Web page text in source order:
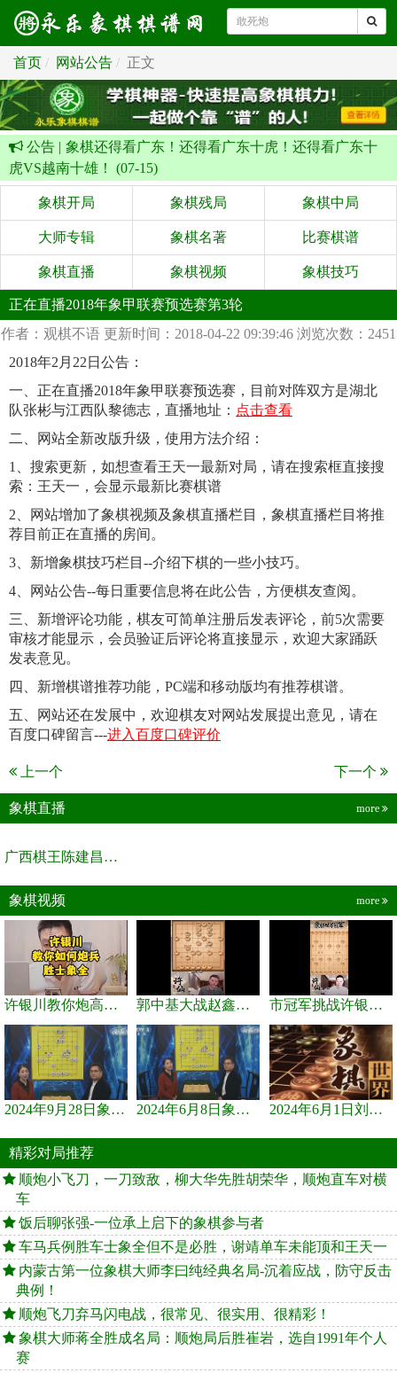
首页 网站公告 正文
公告 | 象棋还得看广东！还得看广东十虎！还得看广东十
虎VS越南十雄！ (07-15)
象棋开局 象棋残局 象棋中局
大师专辑 象棋名著 比赛棋谱
象棋直播 象棋视频 象棋技巧
正在直播2018年象甲联赛预选赛第3轮
作者：观棋不语 更新时间：2018-04-22 09:39:46 浏览次数：2451
2018年2月22日公告：
一、正在直播2018年象甲联赛预选赛，目前对阵双方是湖北
队张彬与江西队黎德志，直播地址： 点击查看
二、网站全新改版升级，使用方法介绍：
1、搜索更新，如想查看王天一最新对局，请在搜索框直接搜
索：王天一，会显示最新比赛棋谱
2、网站增加了象棋视频及象棋直播栏目，象棋直播栏目将推
荐目前正在直播的房间。
3、新增象棋技巧栏目--介绍下棋的一些小技巧。
4、网站公告--每日重要信息将在此公告，方便棋友查阅。
三、新增评论功能，棋友可简单注册后发表评论，前5次需要
审核才能显示，会员验证后评论将直接显示，欢迎大家踊跃
发表意见。
四、新增棋谱推荐功能，PC端和移动版均有推荐棋谱。
五、网站还在发展中，欢迎棋友对网站发展提出意见，请在
百度口碑留言---进入百度口碑评价
上一个 下一个
象棋直播 more
广西棋王陈建昌直播间
象棋视频 more
许银川教你炮高兵士象全如何赢士象全，简单四步即可 郭中基大战赵鑫鑫，许银川激情讲解 市冠军挑战许银川，急进中兵变化真激烈！
2024年9月28日象棋世界栏目，刘君、蒋川讲解了第九届杨官璘杯象棋... 2024年6月8日象棋世界，刘君、蒋川讲解了第九届杨官璘杯全国象棋... 2024年6月1日刘君、蒋川讲解第三届上海杯象棋大师赛谢靖与李少庚...
精彩对局推荐
顺炮小飞刀，一刀致敌，柳大华先胜胡荣华，顺炮直车对横
车
饭后聊张强-一位承上启下的象棋参与者
车马兵例胜车士象全但不是必胜，谢靖单车未能顶和王天一
内蒙古第一位象棋大师李曰纯经典名局-沉着应战，防守反击
典例！
顺炮飞刀弃马闪电战，很常见、很实用、很精彩！
象棋大师蒋全胜成名局：顺炮局后胜崔岩，选自1991年个人
赛